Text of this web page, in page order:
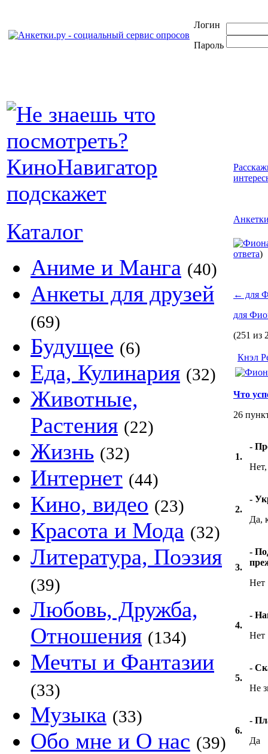
Логин
Пароль
Каталог
Аниме и Манга (40)
Анкеты для друзей
(69)
Будущее (6)
Еда, Кулинария (32)
Животные,
Растения (22)
Жизнь (32)
Интернет (44)
Кино, видео (23)
Красота и Мода (32)
Литература, Поэзия
(39)
Любовь, Дружба,
Отношения (134)
Мечты и Фантазии
(33)
Музыка (33)
Обо мне и О нас (39)
ответа)
← для
для
(251 из
Кнэл
Что
26
1.
-
Нет,
2.
-
Да,
3.
-
Нет
4.
-
Нет
5.
-
Не
6.
-
Да